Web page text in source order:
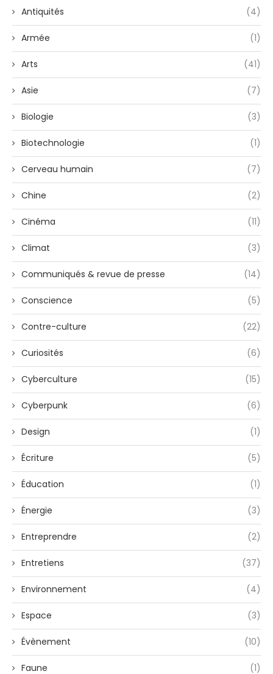
Antiquités (4)
Armée (1)
Arts (41)
Asie (7)
Biologie (3)
Biotechnologie (1)
Cerveau humain (7)
Chine (2)
Cinéma (11)
Climat (3)
Communiqués & revue de presse (14)
Conscience (5)
Contre-culture (22)
Curiosités (6)
Cyberculture (15)
Cyberpunk (6)
Design (1)
Écriture (5)
Éducation (1)
Énergie (3)
Entreprendre (2)
Entretiens (37)
Environnement (4)
Espace (3)
Évènement (10)
Faune (1)